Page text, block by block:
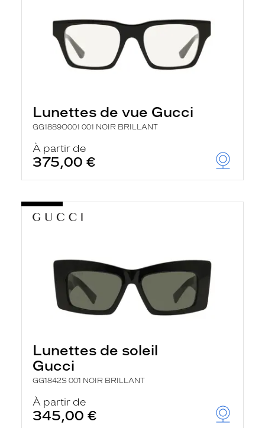
Lunettes de vue Gucci
GG1889O001 001 NOIR BRILLANT
À partir de
375,00 €
Lunettes de soleil
Gucci
GG1842S 001 NOIR BRILLANT
À partir de
345,00 €